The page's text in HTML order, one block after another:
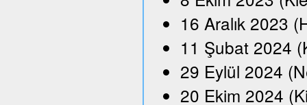
16 Aralık 2023
11 Şubat 2024
29 Eylül 2024
20 Ekim 2024